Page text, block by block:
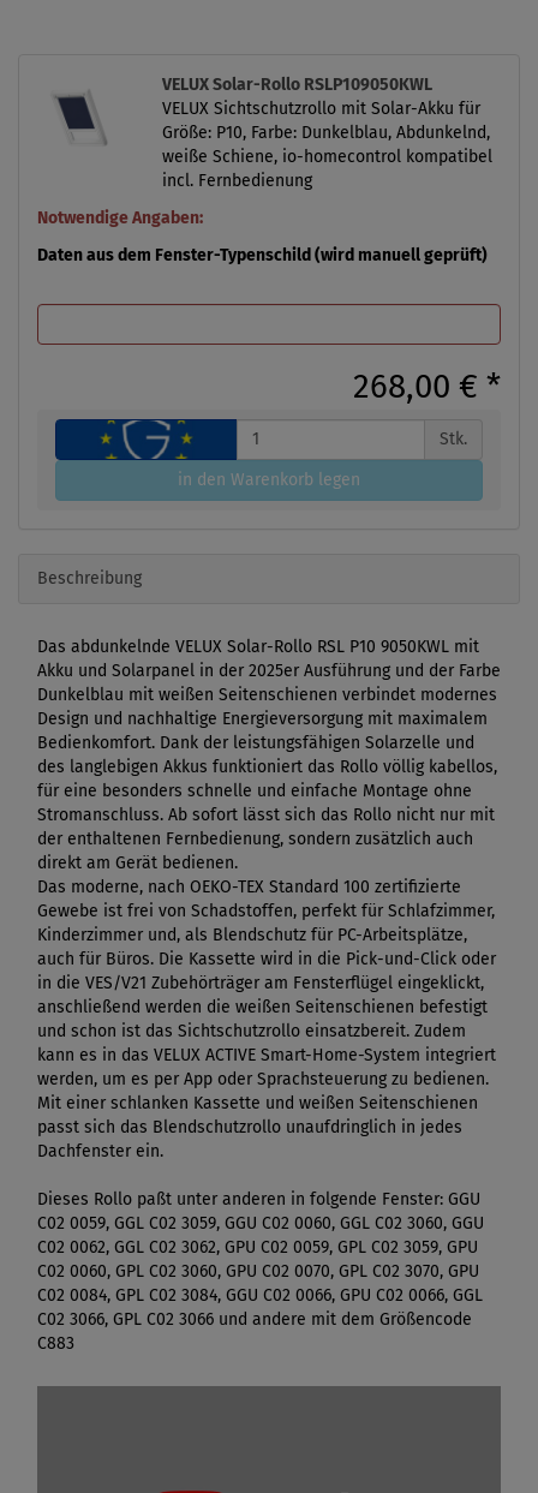
VELUX Solar-Rollo RSLP109050KWL
VELUX Sichtschutzrollo mit Solar-Akku für
Größe: P10, Farbe: Dunkelblau, Abdunkelnd,
weiße Schiene, io-homecontrol kompatibel
incl. Fernbedienung
Notwendige Angaben:
Daten aus dem Fenster-Typenschild (wird manuell geprüft)
268,00 € *
Stk.
in den Warenkorb legen
Beschreibung
Das abdunkelnde VELUX Solar-Rollo RSL P10 9050KWL mit
Akku und Solarpanel in der 2025er Ausführung und der Farbe
Dunkelblau mit weißen Seitenschienen verbindet modernes
Design und nachhaltige Energieversorgung mit maximalem
Bedienkomfort. Dank der leistungsfähigen Solarzelle und
des langlebigen Akkus funktioniert das Rollo völlig kabellos,
für eine besonders schnelle und einfache Montage ohne
Stromanschluss. Ab sofort lässt sich das Rollo nicht nur mit
der enthaltenen Fernbedienung, sondern zusätzlich auch
direkt am Gerät bedienen.
Das moderne, nach OEKO-TEX Standard 100 zertifizierte
Gewebe ist frei von Schadstoffen, perfekt für Schlafzimmer,
Kinderzimmer und, als Blendschutz für PC-Arbeitsplätze,
auch für Büros. Die Kassette wird in die Pick-und-Click oder
in die VES/V21 Zubehörträger am Fensterflügel eingeklickt,
anschließend werden die weißen Seitenschienen befestigt
und schon ist das Sichtschutzrollo einsatzbereit. Zudem
kann es in das VELUX ACTIVE Smart-Home-System integriert
werden, um es per App oder Sprachsteuerung zu bedienen.
Mit einer schlanken Kassette und weißen Seitenschienen
passt sich das Blendschutzrollo unaufdringlich in jedes
Dachfenster ein.
Dieses Rollo paßt unter anderen in folgende Fenster: GGU
C02 0059, GGL C02 3059, GGU C02 0060, GGL C02 3060, GGU
C02 0062, GGL C02 3062, GPU C02 0059, GPL C02 3059, GPU
C02 0060, GPL C02 3060, GPU C02 0070, GPL C02 3070, GPU
C02 0084, GPL C02 3084, GGU C02 0066, GPU C02 0066, GGL
C02 3066, GPL C02 3066 und andere mit dem Größencode
C883